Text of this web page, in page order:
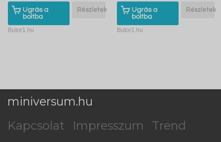
Ugrás a
boltba
Részletek
Butor1.hu
Ugrás a
boltba
Részletek
Butor1.hu
miniversum.hu
Kapcsolat
Impresszum Trend